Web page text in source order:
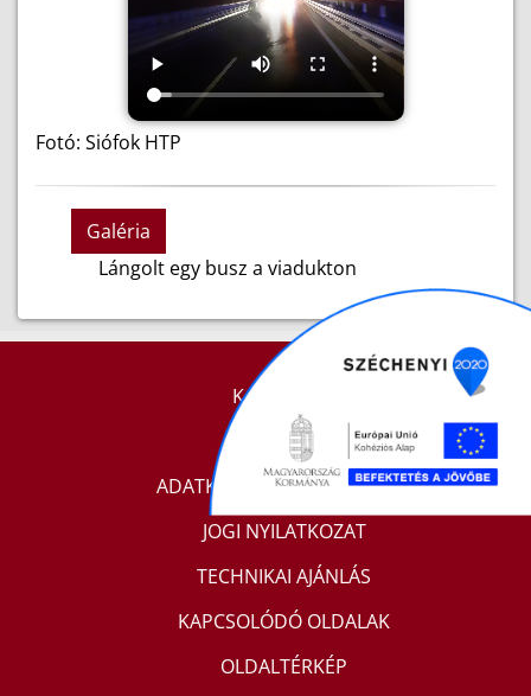
Fotó: Siófok HTP
Galéria
Lángolt egy busz a viadukton
KAPCSOLAT
IMPRESSZUM
ADATKEZELÉSI TÁJÉKOZTATÓ
JOGI NYILATKOZAT
TECHNIKAI AJÁNLÁS
KAPCSOLÓDÓ OLDALAK
OLDALTÉRKÉP